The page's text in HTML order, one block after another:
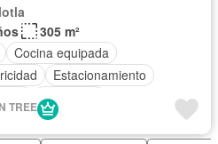
305 m²
Cocina equipada
Estacionamiento
Seguridad
Sin amueblar
TREE